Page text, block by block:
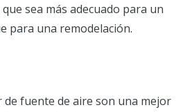
sea más adecuado para un
para una remodelación.
de fuente de aire son una mejor